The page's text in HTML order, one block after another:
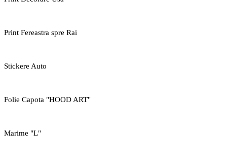
Print Fereastra spre Rai
Stickere Auto
Folie Capota "HOOD ART"
Marime "L"